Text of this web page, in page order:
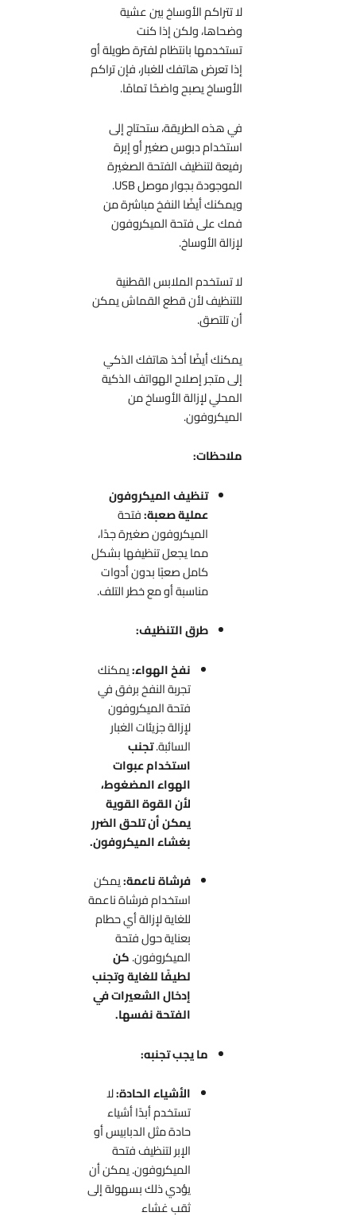
لا تتراكم الأوساخ بين عشية
وضحاها، ولكن إذا كنت
تستخدمها بانتظام لفترة طويلة أو
إذا تعرض هاتفك للغبار، فإن تراكم
الأوساخ يصبح واضحًا تمامًا.
في هذه الطريقة، ستحتاج إلى
استخدام دبوس صغير أو إبرة
رفيعة لتنظيف الفتحة الصغيرة
الموجودة بجوار موصل USB.
ويمكنك أيضًا النفخ مباشرة من
فمك على فتحة الميكروفون
لإزالة الأوساخ.
لا تستخدم الملابس القطنية
للتنظيف لأن قطع القماش يمكن
أن تلتصق.
يمكنك أيضًا أخذ هاتفك الذكي
إلى متجر إصلاح الهواتف الذكية
المحلي لإزالة الأوساخ من
الميكروفون.
ملاحظات:
تنظيف الميكروفون
عملية صعبة:فتحة
الميكروفون صغيرة جدًا،
مما يجعل تنظيفها بشكل
كامل صعبًا بدون أدوات
مناسبة أو مع خطر التلف.
طرق التنظيف:
نفخ الهواء:يمكنك
تجربة النفخ برفق في
فتحة الميكروفون
لإزالة جزيئات الغبار
السائبة.تجنب
استخدام عبوات
الهواء المضغوط،
لأن القوة القوية
يمكن أن تلحق الضرر
بغشاء الميكروفون.
فرشاة ناعمة:يمكن
استخدام فرشاة ناعمة
للغاية لإزالة أي حطام
بعناية حول فتحة
الميكروفون.كن
لطيفًا للغاية وتجنب
إدخال الشعيرات في
الفتحة نفسها.
ما يجب تجنبه:
الأشياء الحادة:لا
تستخدم أبدًا أشياء
حادة مثل الدبابيس أو
الإبر لتنظيف فتحة
الميكروفون. يمكن أن
يؤدي ذلك بسهولة إلى
ثقب غشاء